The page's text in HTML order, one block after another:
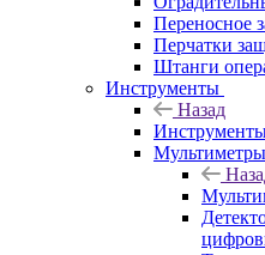
Переносное
Перчатки
Штанги
Инструменты
Назад